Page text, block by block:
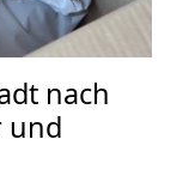
nach
und